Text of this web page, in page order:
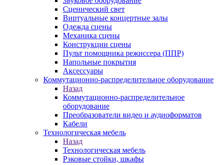
Сценический свет
Виртуальные концертные залы
Одежда сцены
Механика сцены
Конструкции сцены
Пульт помощника режиссера (ППР)
Напольные покрытия
Аксессуары
Коммутационно-распределительное оборудование
Назад
Коммутационно-распределительное
оборудование
Преобразователи видео и аудиоформатов
Кабели
Технологическая мебель
Назад
Технологическая мебель
Рэковые стойки, шкафы